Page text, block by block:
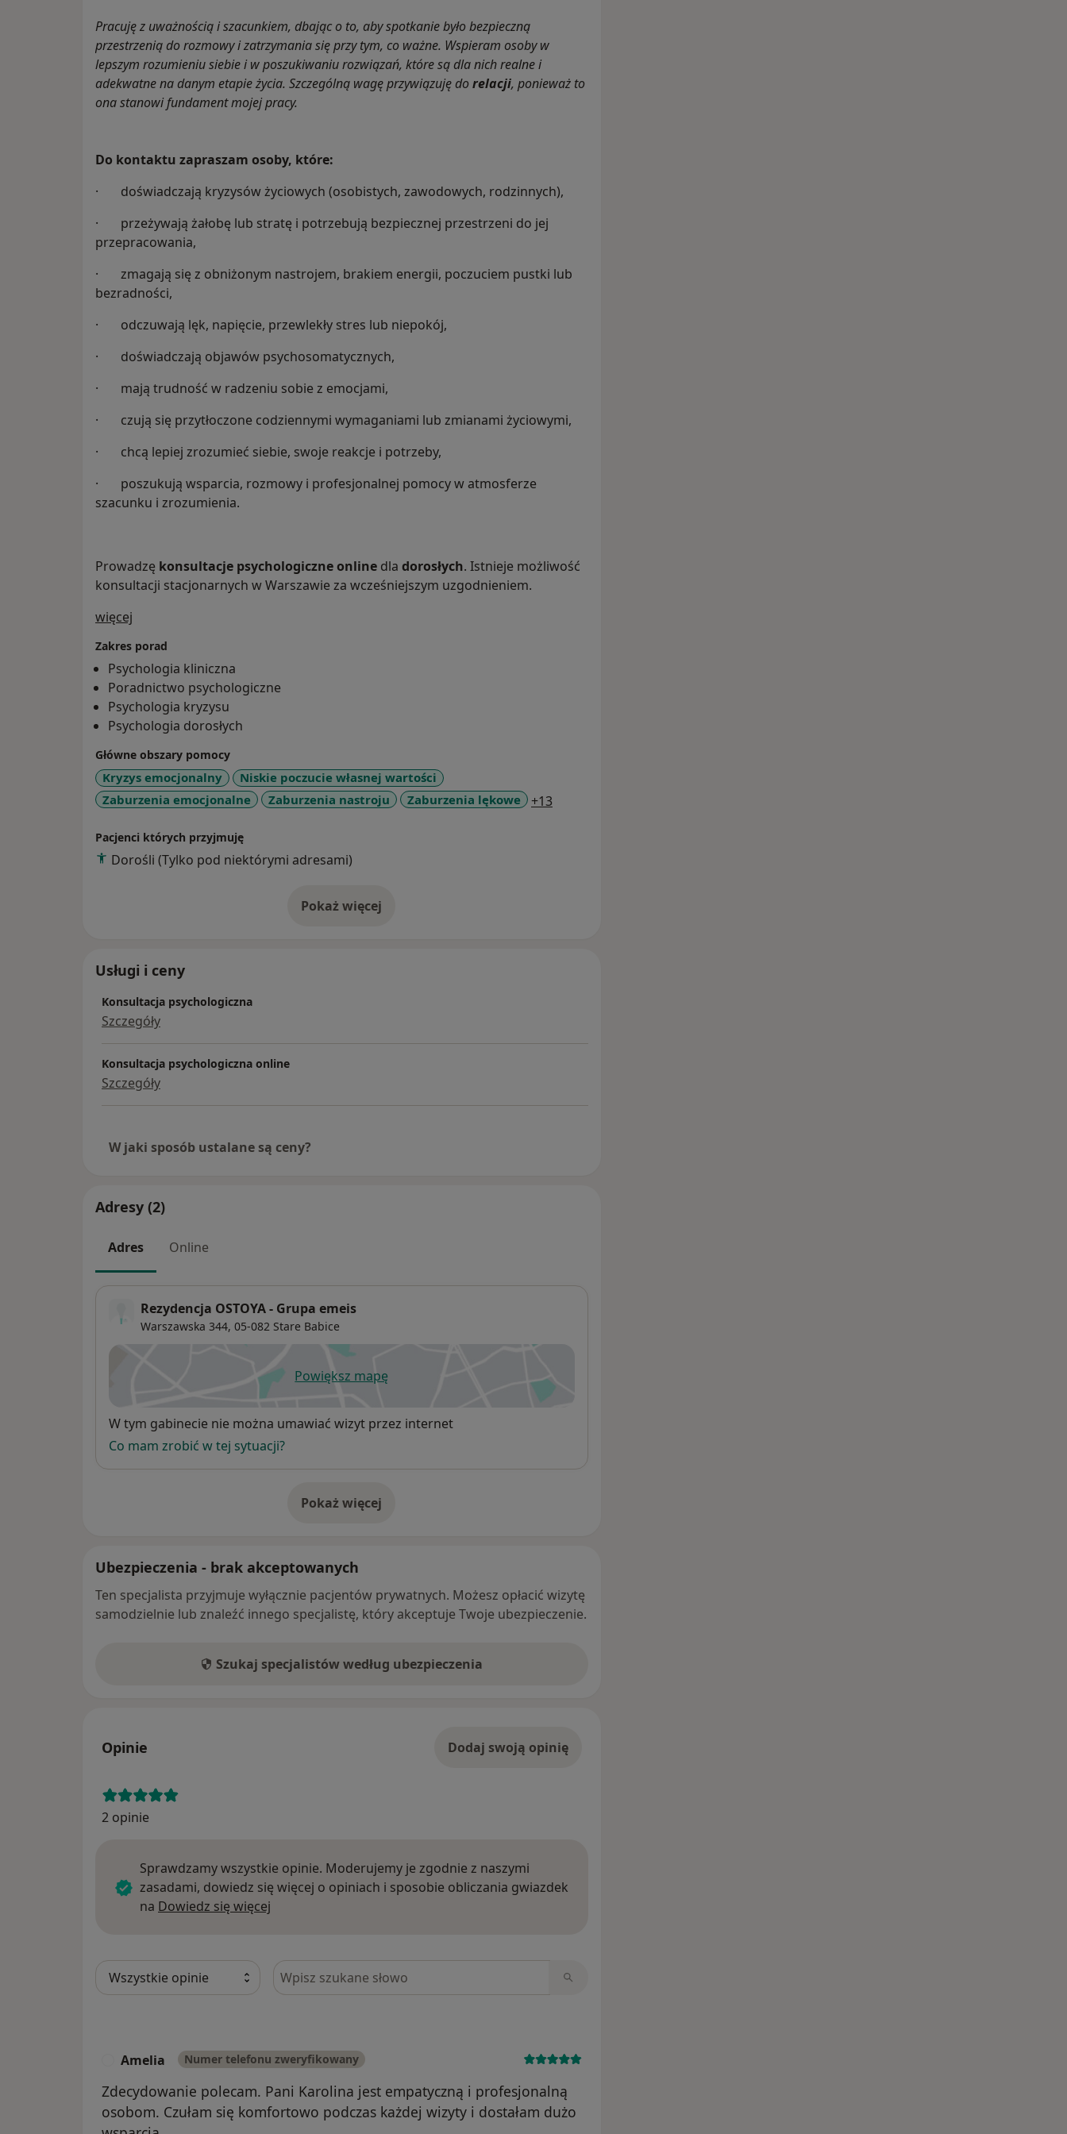
Pracuję z uważnością i szacunkiem, dbając o to, aby spotkanie było bezpieczną
przestrzenią do rozmowy i zatrzymania się przy tym, co ważne. Wspieram osoby w
lepszym rozumieniu siebie i w poszukiwaniu rozwiązań, które są dla nich realne i
adekwatne na danym etapie życia. Szczególną wagę przywiązuję dorelacji, ponieważ to
ona stanowi fundament mojej pracy.
Do kontaktu zapraszam osoby, które:
· doświadczają kryzysów życiowych (osobistych, zawodowych, rodzinnych),
· przeżywają żałobę lub stratę i potrzebują bezpiecznej przestrzeni do jej
przepracowania,
· zmagają się z obniżonym nastrojem, brakiem energii, poczuciem pustki lub
bezradności,
· odczuwają lęk, napięcie, przewlekły stres lub niepokój,
· doświadczają objawów psychosomatycznych,
· mają trudność w radzeniu sobie z emocjami,
· czują się przytłoczone codziennymi wymaganiami lub zmianami życiowymi,
· chcą lepiej zrozumieć siebie, swoje reakcje i potrzeby,
· poszukują wsparcia, rozmowy i profesjonalnej pomocy w atmosferze
szacunku i zrozumienia.
Prowadzę konsultacje psychologiczne online dla dorosłych. Istnieje możliwość
konsultacji stacjonarnych w Warszawie za wcześniejszym uzgodnieniem.
więcej
Zakres porad
Psychologia kliniczna
Poradnictwo psychologiczne
Psychologia kryzysu
Psychologia dorosłych
Główne obszary pomocy
Kryzys emocjonalny
Niskie poczucie własnej wartości
Zaburzenia emocjonalne
Zaburzenia nastroju Zaburzenia lękowe +13
Pacjenci których przyjmuję
Dorośli (Tylko pod niektórymi adresami)
Pokaż więcejo doświadczeniu
Usługi i ceny
Konsultacja psychologiczna
Szczegóły
Konsultacja psychologiczna online
Szczegóły
W jaki sposób ustalane są ceny?
Adresy (2)
Adres Online
Rezydencja OSTOYA - Grupa emeis
Warszawska 344, 05-082 Stare Babice
Powiększ mapęotwiera się w nowej karcie
Dostępność
W tym gabinecie nie można umawiać wizyt przez internet
Co mam zrobić w tej sytuacji?
Pokaż więcej
o adresie
Ubezpieczenia - brak akceptowanych
Ten specjalista przyjmuje wyłącznie pacjentów prywatnych. Możesz opłacić wizytę
samodzielnie lub znaleźć innego specjalistę, który akceptuje Twoje ubezpieczenie.
Szukaj specjalistów według ubezpieczenia
Opinie Dodaj swoją opinię
2 opinie
Sprawdzamy wszystkie opinie. Moderujemy je zgodnie z naszymi
zasadami, dowiedz się więcej o opiniach i sposobie obliczania gwiazdek
na Dowiedz się więcej
Szukaj w opiniach
Amelia Numer telefonu zweryfikowany
Zdecydowanie polecam. Pani Karolina jest empatyczną i profesjonalną
osobom. Czułam się komfortowo podczas każdej wizyty i dostałam dużo